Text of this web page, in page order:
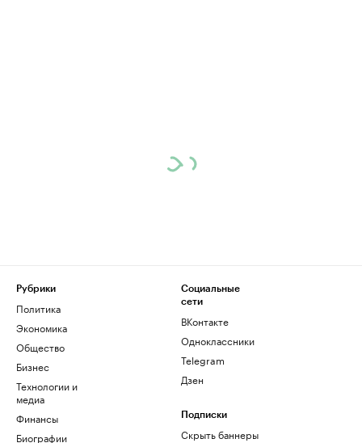
Рубрики
Политика
Экономика
Общество
Бизнес
Технологии и
медиа
Финансы
Биографии
Социальные
сети
ВКонтакте
Одноклассники
Telegram
Дзен
Подписки
Скрыть баннеры